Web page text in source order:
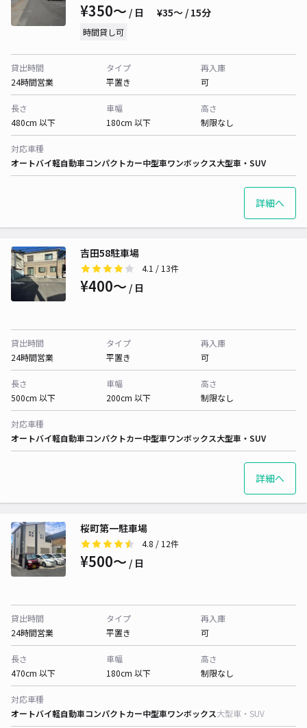
¥350〜 / 日 ¥35〜 / 15分
時間貸し可
貸出時間
24時間営業
タイプ
平置き
再入庫
可
長さ
480cm 以下
車幅
180cm 以下
高さ
制限なし
対応車種
オートバイ軽自動車コンパクトカー中型車ワンボックス大型車・SUV
詳細へ
吉田58駐車場
4.1 / 13件
¥400〜 / 日
貸出時間
24時間営業
タイプ
平置き
再入庫
可
長さ
500cm 以下
車幅
200cm 以下
高さ
制限なし
対応車種
オートバイ軽自動車コンパクトカー中型車ワンボックス大型車・SUV
詳細へ
桜町第一駐車場
4.8 / 12件
¥500〜 / 日
貸出時間
24時間営業
タイプ
平置き
再入庫
可
長さ
470cm 以下
車幅
180cm 以下
高さ
制限なし
対応車種
オートバイ軽自動車コンパクトカー中型車ワンボックス大型車・SUV